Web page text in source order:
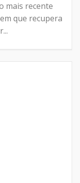
mais recente
que recupera